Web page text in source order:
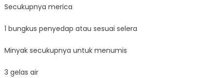
Secukupnya merica
1 bungkus penyedap atau sesuai selera
Minyak secukupnya untuk menumis
3 gelas air